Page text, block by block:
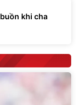
khi cha